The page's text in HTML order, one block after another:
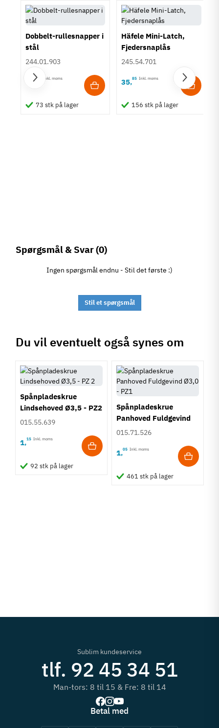
Dobbelt-rullesnapper i
stål
244.01.903
11,05 Inkl. moms
73 stk på lager
Häfele Mini-Latch,
Fjedersnaplås
245.54.701
35,85 Inkl. moms
156 stk på lager
Spørgsmål & Svar(0)
Ingen spørgsmål endnu - Stil det første :)
Stil et spørgsmål
Du vil eventuelt også synes om
Spånpladeskrue
Lindsehoved Ø3,5 - PZ2
015.55.639
1,15 Inkl. moms
92 stk på lager
Spånpladeskrue
Panhoved Fuldgevind
Ø3,0 - PZ1
015.71.526
1,05 Inkl. moms
461 stk på lager
Sublim kundeservice
tlf. 92 45 34 51
Man-tors: 8 til 15 & Fre: 8 til 14
Betal med